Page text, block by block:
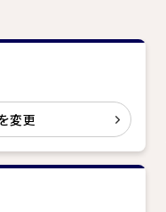
変更